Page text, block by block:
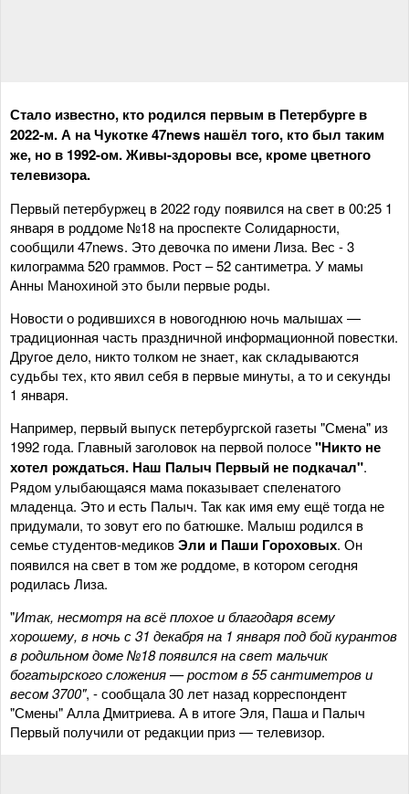
Стало известно, кто родился первым в Петербурге в
2022-м. А на Чукотке 47news нашёл того, кто был таким
же, но в 1992-ом. Живы-здоровы все, кроме цветного
телевизора.
Первый петербуржец в 2022 году появился на свет в 00:25 1
января в роддоме №18 на проспекте Солидарности,
сообщили 47news. Это девочка по имени Лиза. Вес - 3
килограмма 520 граммов. Рост – 52 сантиметра. У мамы
Анны Манохиной это были первые роды.
Новости о родившихся в новогоднюю ночь малышах —
традиционная часть праздничной информационной повестки.
Другое дело, никто толком не знает, как складываются
судьбы тех, кто явил себя в первые минуты, а то и секунды
1 января.
Например, первый выпуск петербургской газеты "Смена" из
1992 года. Главный заголовок на первой полосе"Никто не
хотел рождаться. Наш Палыч Первый не подкачал".
Рядом улыбающаяся мама показывает спеленатого
младенца. Это и есть Палыч. Так как имя ему ещё тогда не
придумали, то зовут его по батюшке. Малыш родился в
семье студентов-медиковЭли и Паши Гороховых. Он
появился на свет в том же роддоме, в котором сегодня
родилась Лиза.
"Итак, несмотря на всё плохое и благодаря всему
хорошему, в ночь с 31 декабря на 1 января под бой курантов
в родильном доме №18 появился на свет мальчик
богатырского сложения — ростом в 55 сантиметров и
весом 3700", - сообщала 30 лет назад корреспондент
"Смены" Алла Дмитриева. А в итоге Эля, Паша и Палыч
Первый получили от редакции приз — телевизор.